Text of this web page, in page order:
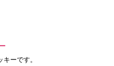
ーです。